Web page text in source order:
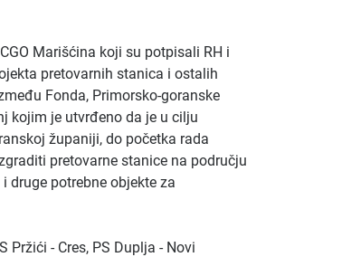
Marišćina koji su potpisali RH i
pretovarnih stanica i ostalih
Fonda, Primorsko-goranske
kojim je utvrđeno da je u cilju
županiji, do početka rada
pretovarne stanice na području
druge potrebne objekte za
Pržići - Cres, PS Duplja - Novi